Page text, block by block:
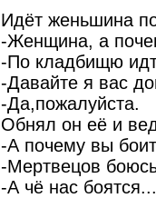
Идёт женьшина
-Женщина, а
-По кладбищю
-Давайте я вас
-Да,пожалуйста.
Обнял он её и
-А почему вы
-Мертвецов
-А чё нас боятся...